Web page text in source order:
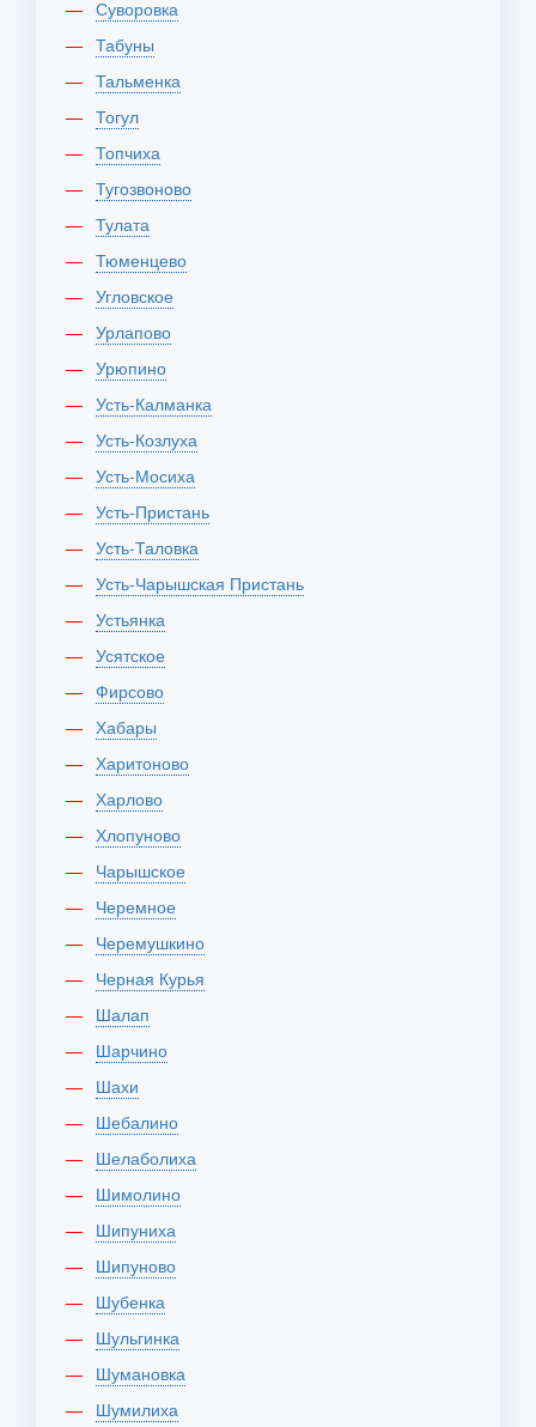
Суворовка
Табуны
Тальменка
Тогул
Топчиха
Тугозвоново
Тулата
Тюменцево
Угловское
Урлапово
Урюпино
Усть-Калманка
Усть-Козлуха
Усть-Мосиха
Усть-Пристань
Усть-Таловка
Усть-Чарышская Пристань
Устьянка
Усятское
Фирсово
Хабары
Харитоново
Харлово
Хлопуново
Чарышское
Черемное
Черемушкино
Черная Курья
Шалап
Шарчино
Шахи
Шебалино
Шелаболиха
Шимолино
Шипуниха
Шипуново
Шубенка
Шульгинка
Шумановка
Шумилиха